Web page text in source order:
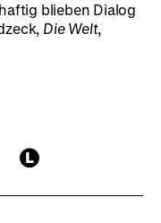
blieben Dialog
Die Welt,
To